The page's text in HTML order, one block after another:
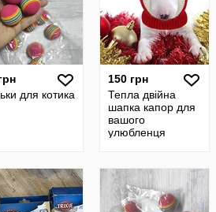
для котика
150 грн
Тепла двійна
шапка капор для
вашого
улюбленця